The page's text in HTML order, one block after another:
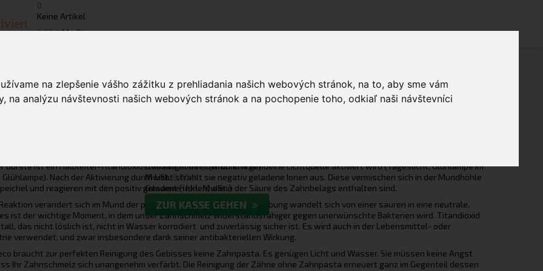
na zlepšenie vášho zážitku z prehliadania našich webových stránok, na to, aby sme vám
na analýzu návštevnosti našich webových stránok a na pochopenie toho, odkiaľ naši návštevníci
0
Keine Artikel
0,00 €MwSt.
Gesamt Artikel (inkl. MwSt.)
MwSt. 0,00 €
Gesamt (inkl. MwSt.)
ZUR KASSE GEHEN
Soladey
MARKT EINE NEUHEIT IM BEREICH DER
Bürste ist ein Halbleiter-Titandioxidstab eingebaut, der durch irgendeine Lichtquelle aktiviert wird (Tageslicht, Glühlampe im
Glühlampe). Nach der Aktivierung durch Licht strahlt sie negativ geladene Ionen aus. Diese vermischen sich in der Mundhöhle
und reagieren mit den positiv geladenen Ionen, die in der Säure des Zahnbelags enthalten sind.
verändert sich im Mund der pH-Wert des Speichels, die Umgebung wandelt sich von einer sauren in eine neutrale.
ist der wichtige Moment, in dem unser Zahnschmelz widerstandsfähiger gegen unerwünschte Bakterien wird. Titandioxid
das nicht löslich ist, nicht in Wasser korrodiert und zuverlässig sicher ist. Es wird auch in der Lebensmittel- oder
verwendet, und zwar insbesondere dank seiner antibakteriellen Wirkung.
braucht zur perfekten Reinigung des Gebisses keine Zahnpasta. Es genügen Licht und Wasser. Sie müssen keine Angst
Ihr Zahnschmelz sich unangenehm verfärbt. Die Reinigung der Zähne ohne Zahnpasta erneuert ganz im Gegenteil dessen